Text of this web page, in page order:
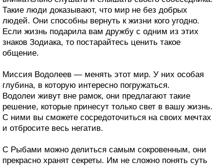
Такие люди доказывают, что мир не без добрых
людей. Они способны вернуть к жизни кого угодно.
Если жизнь подарила вам дружбу с одним из этих
знаков Зодиака, то постарайтесь ценить такое
общение.
Миссия Водолеев — менять этот мир. У них особая
глубина, в которую интересно погружаться.
Водолеи живут вне рамок, они предлагают такие
решение, которые принесут только свет в вашу жизнь.
С ними вы сможете сосредоточиться на своих мечтах
и отбросите весь негатив.
С Рыбами можно делиться самым сокровенным, они
прекрасно хранят секреты. Им не сложно понять суть